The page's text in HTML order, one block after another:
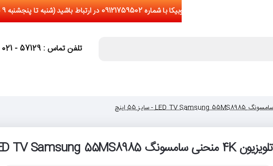
تلفن تماس : 57129 - 021
تلویزیون 4K منحنی سامسونگ LED TV Samsung 55MS8985 - سایز 55 اینچ